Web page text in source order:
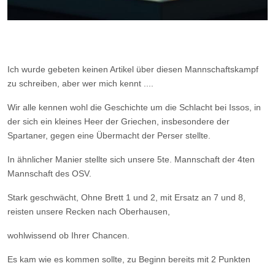
Ich wurde gebeten keinen Artikel über diesen Mannschaftskampf
zu schreiben, aber wer mich kennt ....
Wir alle kennen wohl die Geschichte um die Schlacht bei Issos, in
der sich ein kleines Heer der Griechen, insbesondere der
Spartaner, gegen eine Übermacht der Perser stellte.
In ähnlicher Manier stellte sich unsere 5te. Mannschaft der 4ten
Mannschaft des OSV.
Stark geschwächt, Ohne Brett 1 und 2, mit Ersatz an 7 und 8,
reisten unsere Recken nach Oberhausen,
wohlwissend ob Ihrer Chancen.
Es kam wie es kommen sollte, zu Beginn bereits mit 2 Punkten